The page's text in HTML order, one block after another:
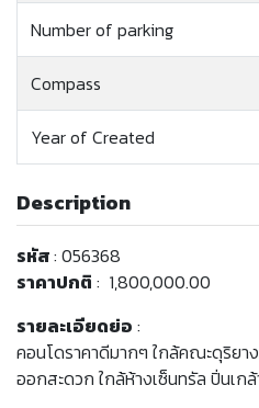
Number of parking
Compass
Year of Created
Description
รหัส: 056368
ราคาปกติ : 1,800,000.00
รายละเอียดย่อ :
คอนโดราคาดีมากๆ ใกล้คณะดุริยา
ออกสะดวก ใกล้ห้างเซ็นทรัล ปิ่นเก